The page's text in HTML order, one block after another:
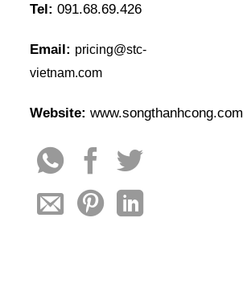
Tel: 091.68.69.426
Email: pricing@stc-
vietnam.com
Website:www.songthanhcong.com